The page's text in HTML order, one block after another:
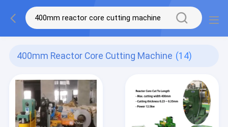
400mm Reactor Core Cutting Machine (14)